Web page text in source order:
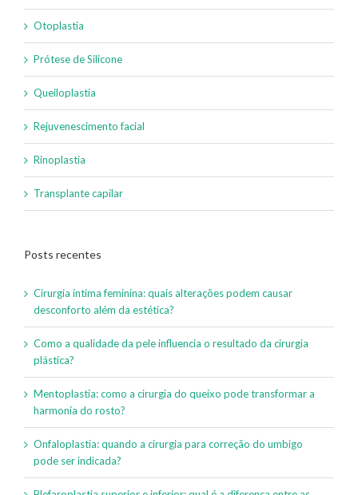
Otoplastia
Prótese de Silicone
Queiloplastia
Rejuvenescimento facial
Rinoplastia
Transplante capilar
Posts recentes
Cirurgia íntima feminina: quais alterações podem causar
desconforto além da estética?
Como a qualidade da pele influencia o resultado da cirurgia
plástica?
Mentoplastia: como a cirurgia do queixo pode transformar a
harmonia do rosto?
Onfaloplastia: quando a cirurgia para correção do umbigo
pode ser indicada?